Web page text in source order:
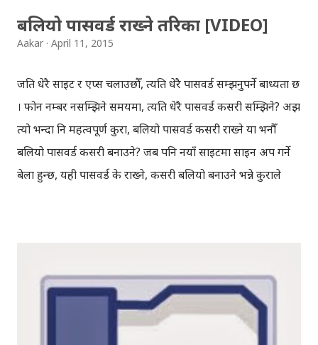
बलियो पासवर्ड राख्ने तरिका [VIDEO]
Aakar April 11, 2015
जति धेरै साइट र एप्स चलाउछौँ, त्यति धेरै पासवर्ड सम्झनुपर्ने बाध्यता छ
। फोन नम्बर नसम्झिने समयमा, त्यति धेरै पासवर्ड कसरी सम्झिने? अझ
त्यो भन्दा नि महत्वपूर्ण कुरा, बलियो पासवर्ड कसरी राख्ने या भनौँ
बलियो पासवर्ड कसरी बनाउने? जब पनि नयाँ साइटमा साइन अप गर्ने
बेला हुन्छ, यही पासवर्ड के राख्ने, कसरी बलियो बनाउने भन्ने कुराले
थिए। ( एडवार्ड स्नोडन , 'नेसनल सेक्युरिटि एजेन्सी' (एन एस ए),
अमेरिका'को गोप्य दस्तावेजहरु 'सार्वजनिक' गरेर चर्चामा आएका
व्यक्ति हुन्।) स्नोडनका अनुसार आठ क्यारेक्टरको पासवर्ड कम्प्युटरले